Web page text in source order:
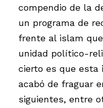
compendio de la
un programa de
frente al islam
unidad político-
cierto es que esta
acabó de fraguar
siguientes, entre